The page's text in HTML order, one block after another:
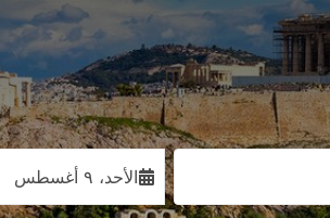
الأحد، ٩ أغسطس